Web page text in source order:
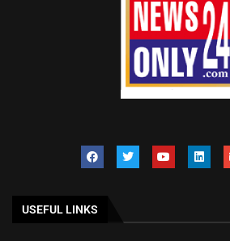
USEFUL LINKS